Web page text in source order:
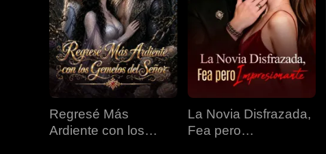
Regresé Más
Ardiente con los
La Novia Disfrazada,
Fea pero